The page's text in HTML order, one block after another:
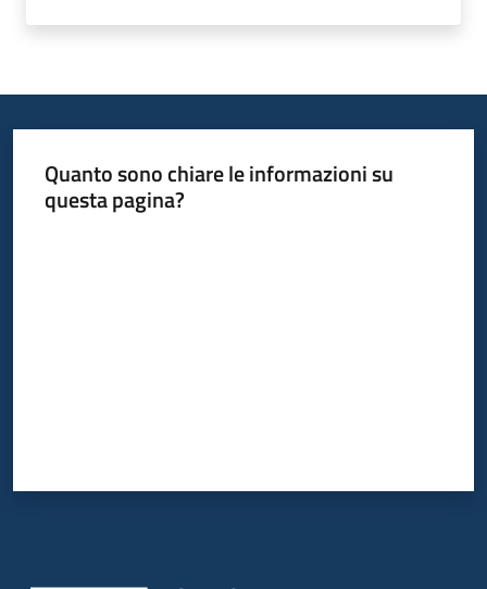
Seguici
Quanto sono chiare le informazioni su
questa pagina?